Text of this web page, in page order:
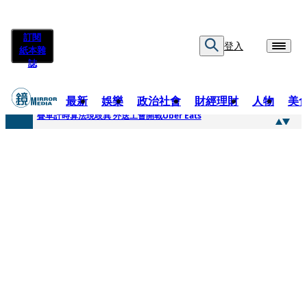
訂閱
紙本雜
誌
登入
最新 娛樂 政治社會 財經理財 人物 美
快訊
疊單計時算法現歧異 外送工會開戰Uber Eats